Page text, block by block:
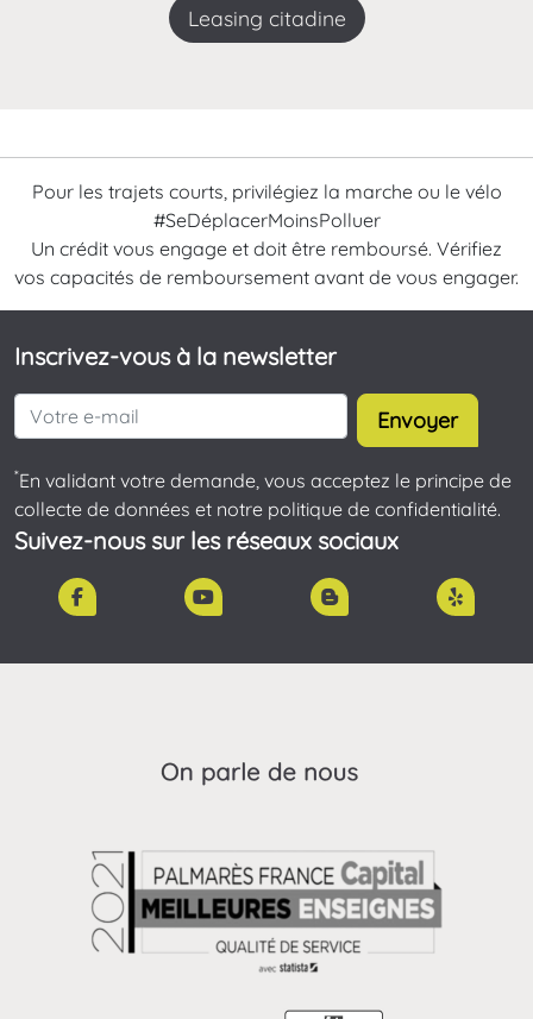
leasing citadine
Pour les trajets courts, privilégiez la marche ou le vélo
#SeDéplacerMoinsPolluer
Un crédit vous engage et doit être remboursé. Vérifiez
vos capacités de remboursement avant de vous engager.
Inscrivez-vous à la newsletter
Envoyer
*En validant votre demande, vous acceptez le principe de
collecte de données et notre politique de confidentialité.
Suivez-nous sur les réseaux sociaux